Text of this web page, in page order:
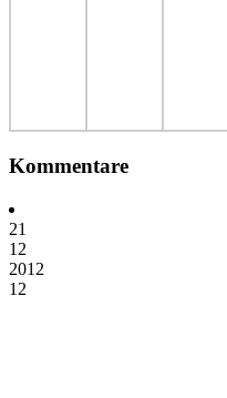
Kommentare
21
12
2012
12